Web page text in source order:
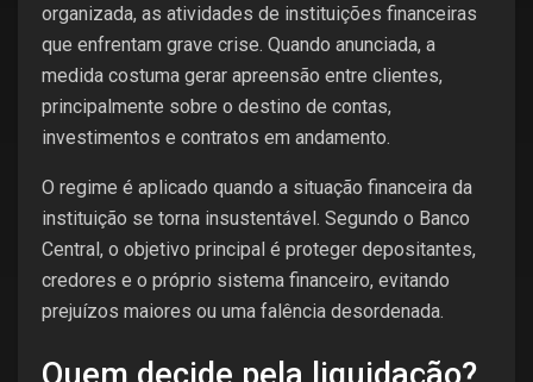
organizada, as atividades de instituições financeiras
que enfrentam grave crise. Quando anunciada, a
medida costuma gerar apreensão entre clientes,
principalmente sobre o destino de contas,
investimentos e contratos em andamento.
O regime é aplicado quando a situação financeira da
instituição se torna insustentável. Segundo o Banco
Central, o objetivo principal é proteger depositantes,
credores e o próprio sistema financeiro, evitando
prejuízos maiores ou uma falência desordenada.